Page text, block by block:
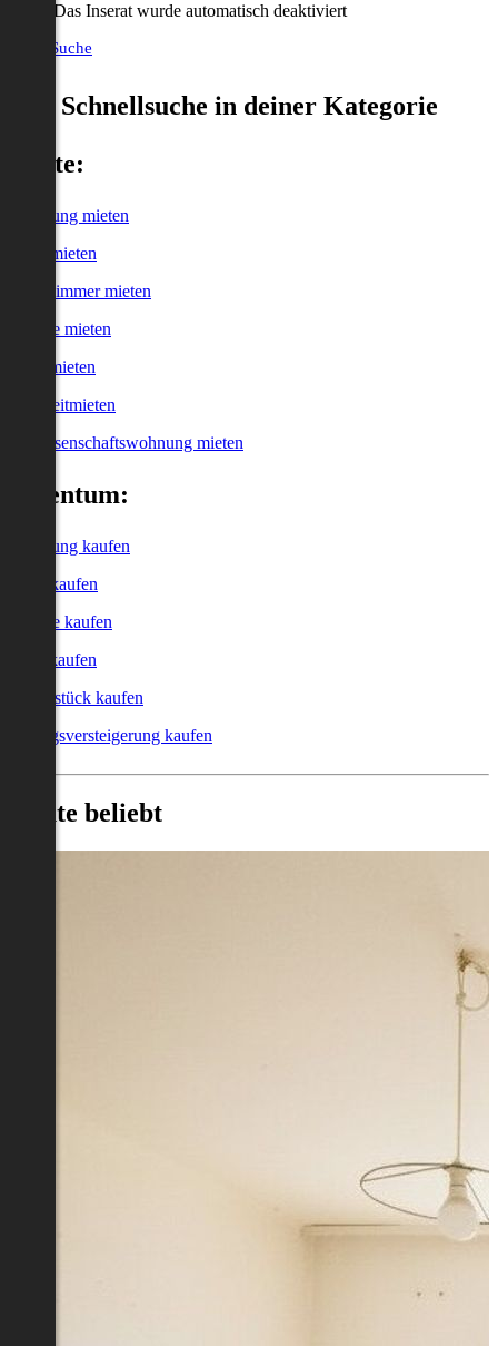
Das Inserat wurde automatisch deaktiviert
Neue Suche
Schnellsuche in deiner Kategorie
Miete:
Wohnung mieten
Haus mieten
WG-Zimmer mieten
Garage mieten
Büro mieten
Kurzzeitmieten
Genossenschaftswohnung mieten
Eigentum:
Wohnung kaufen
Haus kaufen
Garage kaufen
Büro kaufen
Grundstück kaufen
Zwangsversteigerung kaufen
Heute beliebt